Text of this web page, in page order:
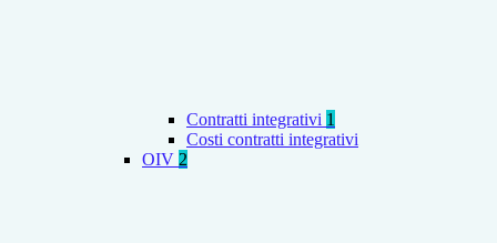
Contratti integrativi 1
Costi contratti integrativi
OIV 2